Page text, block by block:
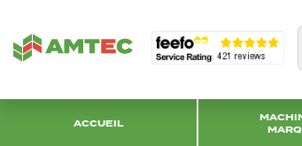
ACCUEIL